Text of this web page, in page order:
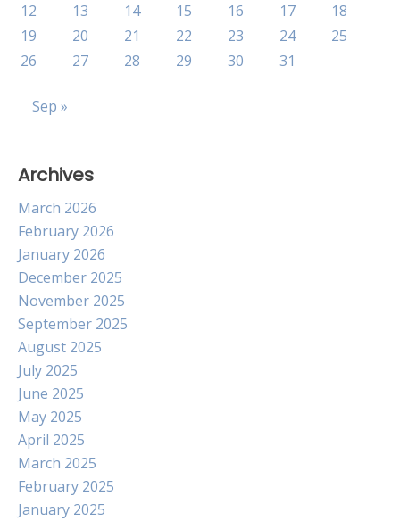
12
13 14 15 16 17
18
19
20 21 22 23 24
25
26
27 28 29 30 31
Sep »
Archives
March 2026
February 2026
January 2026
December 2025
November 2025
September 2025
August 2025
July 2025
June 2025
May 2025
April 2025
March 2025
February 2025
January 2025